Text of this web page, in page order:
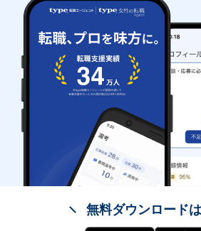
無料ダウンロード